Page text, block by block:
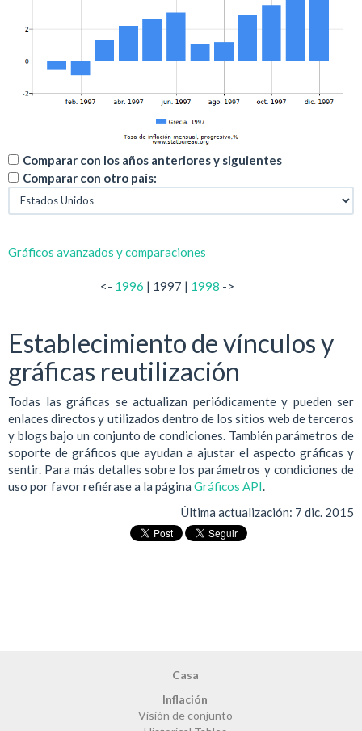
Comparar con los años anteriores y siguientes
Comparar con otro país:
Gráficos avanzados y comparaciones
<- 1996 | 1997 | 1998 ->
Establecimiento de vínculos y
gráficas reutilización
Todas las gráficas se actualizan periódicamente y pueden ser
enlaces directos y utilizados dentro de los sitios web de terceros
y blogs bajo un conjunto de condiciones. También parámetros de
soporte de gráficos que ayudan a ajustar el aspecto gráficas y
sentir. Para más detalles sobre los parámetros y condiciones de
uso por favor refiérase a la página Gráficos API.
Última actualización: 7 dic. 2015
Casa
Inflación
Visión de conjunto